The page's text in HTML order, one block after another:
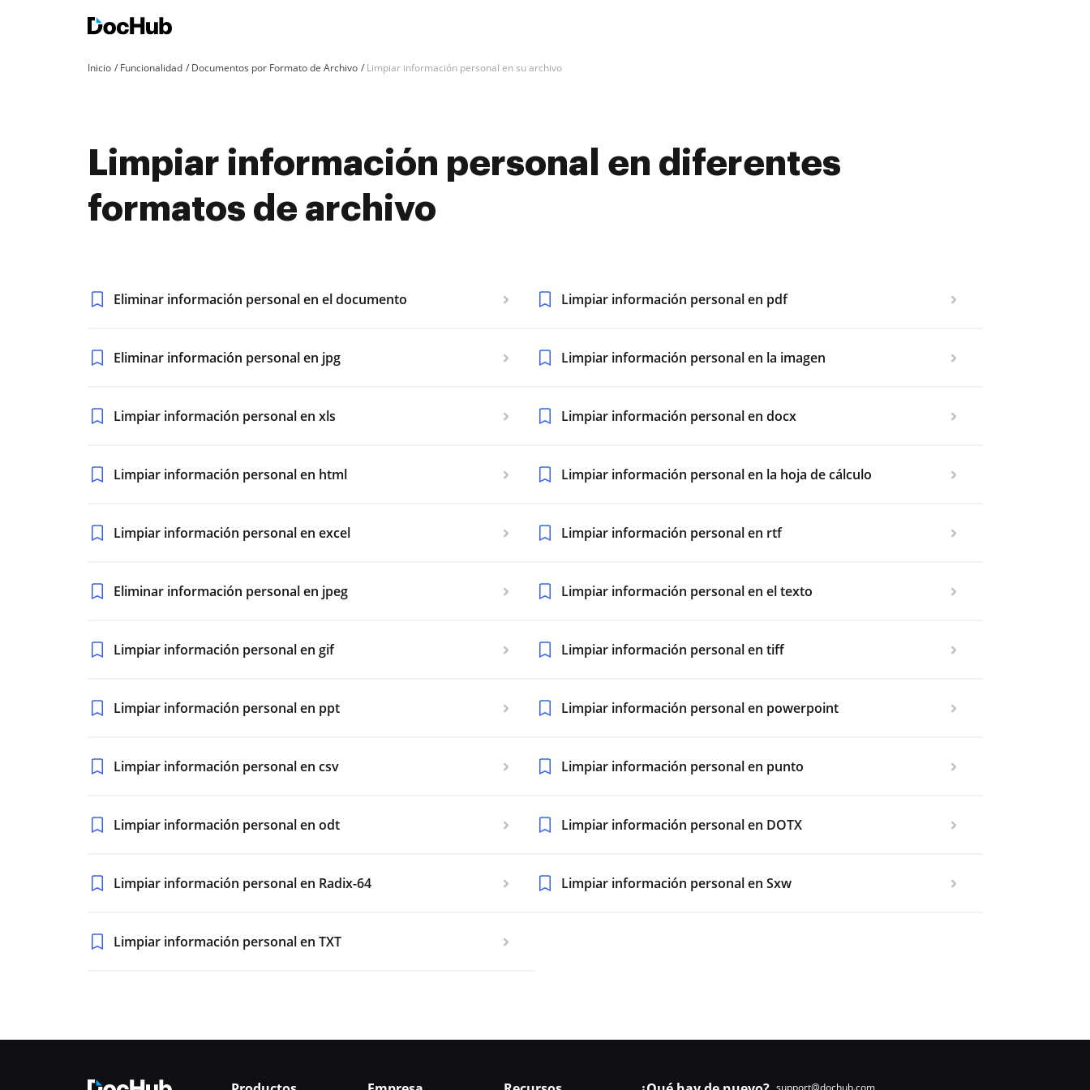
Inicio Funcionalidad Documentos por Formato de Archivo Limpiar información personal en su archivo
Limpiar información personal en diferentes
formatos de archivo
Eliminar información personal en el documento Limpiar información personal en pdf
Eliminar información personal en jpg Limpiar información personal en la imagen
Limpiar información personal en xls Limpiar información personal en docx
Limpiar información personal en html Limpiar información personal en la hoja de cálculo
Limpiar información personal en excel Limpiar información personal en rtf
Eliminar información personal en jpeg Limpiar información personal en el texto
Limpiar información personal en gif Limpiar información personal en tiff
Limpiar información personal en ppt Limpiar información personal en powerpoint
Limpiar información personal en csv Limpiar información personal en punto
Limpiar información personal en odt Limpiar información personal en DOTX
Limpiar información personal en Radix-64 Limpiar información personal en Sxw
Limpiar información personal en TXT
support@dochub.com